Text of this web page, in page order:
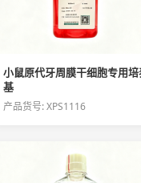
小鼠原代牙周膜干细胞专用培
基
产品货号: XPS1116